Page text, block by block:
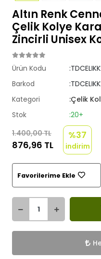
Altın Renk
Çelik Kolye
Zincirli Unisex
Ürün Kodu
Barkod
Kategori
:Çelik
Stok
:20+
1.400,00 TL
876,96 TL
%37
indirim
Favorilerime Ekle